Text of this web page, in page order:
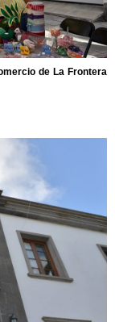
de La Frontera